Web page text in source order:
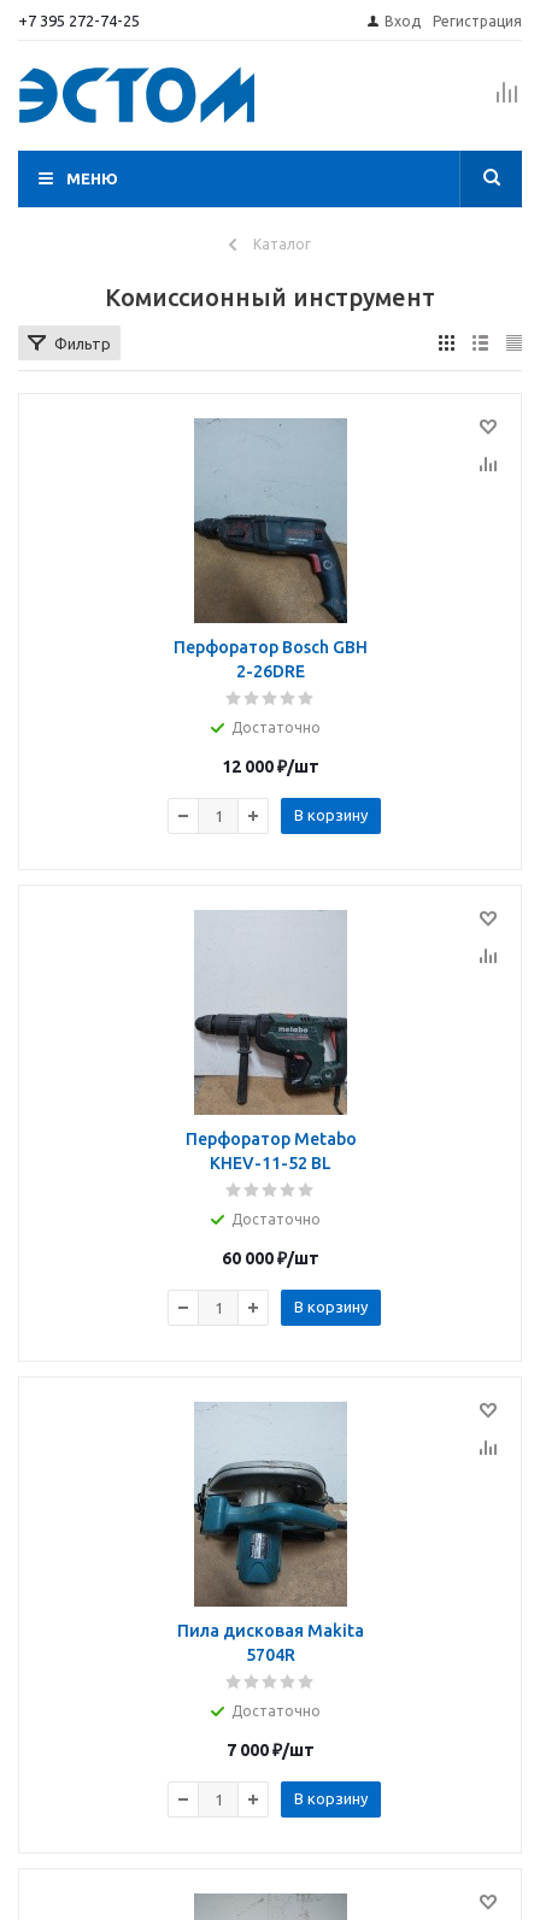
+7 395 272-74-25 Вход Регистрация
МЕНЮ
Каталог
Комиссионный инструмент
Фильтр
Перфоратор Bosch GBH
2-26DRE
Достаточно
12 000₽/шт
В корзину
Перфоратор Metabo
KHEV-11-52 BL
Достаточно
60 000₽/шт
В корзину
Пила дисковая Makita
5704R
Достаточно
7 000₽/шт
В корзину